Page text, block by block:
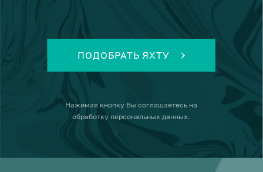
ПОДОБРАТЬ ЯХТУ
Нажимая кнопку Вы соглашаетесь на
обработку персональных данных.